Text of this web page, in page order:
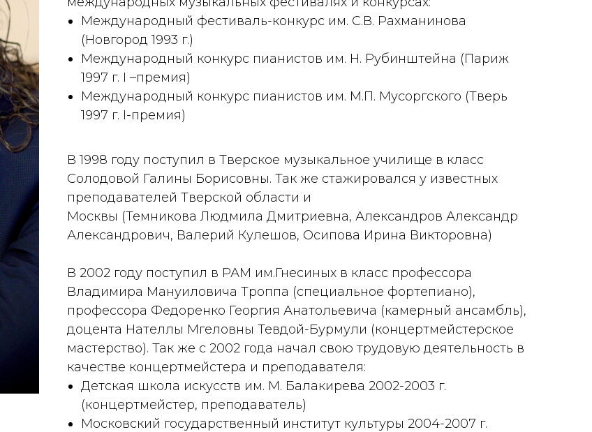
Международный фестиваль-конкурс им. С.В. Рахманинова
(Новгород 1993 г.)
Международный конкурс пианистов им. Н. Рубинштейна (Париж
1997 г. I –премия)
Международный конкурс пианистов им. М.П. Мусоргского (Тверь
1997 г. I-премия)
В 1998 году поступил в Тверское музыкальное училище в класс
Солодовой Галины Борисовны. Так же стажировался у известных
преподавателей Тверской области и
Москвы (Темникова Людмила Дмитриевна, Александров Александр
Александрович, Валерий Кулешов, Осипова Ирина Викторовна)
В 2002 году поступил в РАМ им.Гнесиных в класс профессора
Владимира Мануиловича Троппа (специальное фортепиано),
профессора Федоренко Георгия Анатольевича (камерный ансамбль),
доцента Нателлы Мгеловны Тевдой-Бурмули (концертмейстерское
мастерство). Так же с 2002 года начал свою трудовую деятельность в
качестве концертмейстера и преподавателя:
Детская школа искусств им. М. Балакирева 2002-2003 г.
(концертмейстер, преподаватель)
Московский государственный институт культуры 2004-2007 г.